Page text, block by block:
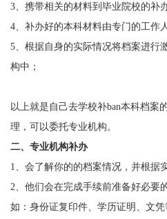
3、携带相关的材料到毕业院校的补
4、补办好的本科材料由专门的工作
5、根据自身的实际情况将档案进行
构中；
以上就是自己去学校补ban本科档案
理，可以委托专业机构。
二、专业机构补办
1
、会了解你的的档案情况，并根据
2 、他们会在完成手续前准备好必要
如：身份证复印件、学历证明、文